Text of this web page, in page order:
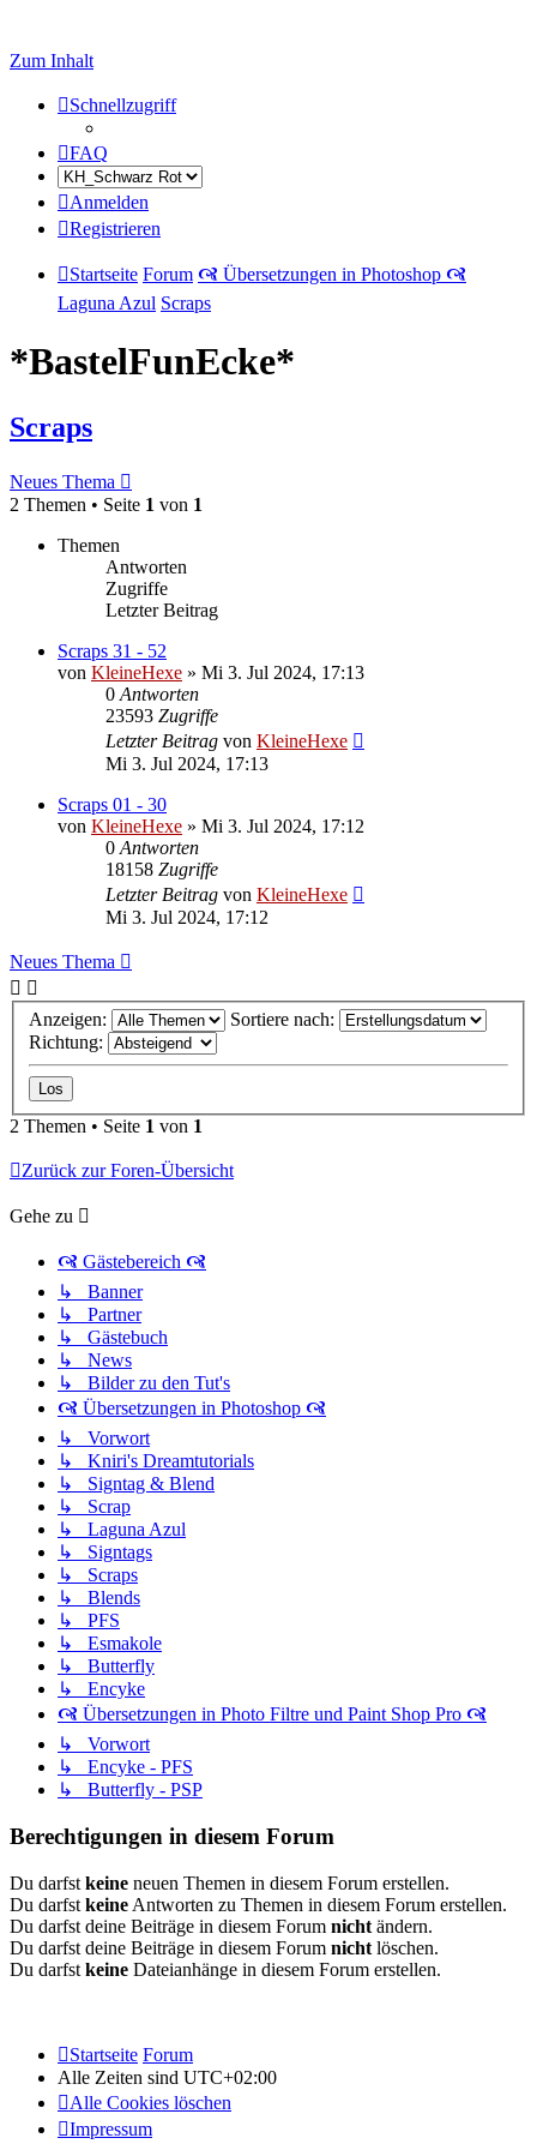
Zum Inhalt
Schnellzugriff
FAQ
Anmelden
Registrieren
Startseite Forum 🙧 Übersetzungen in Photoshop 🙧
Laguna Azul Scraps
*BastelFunEcke*
Scraps
Neues Thema
2 Themen • Seite 1 von 1
Themen
Antworten
Zugriffe
Letzter Beitrag
Scraps 31 - 52
von KleineHexe » Mi 3. Jul 2024, 17:13
0 Antworten
23593 Zugriffe
Letzter Beitrag von KleineHexe
Mi 3. Jul 2024, 17:13
Scraps 01 - 30
von KleineHexe » Mi 3. Jul 2024, 17:12
0 Antworten
18158 Zugriffe
Letzter Beitrag von KleineHexe
Mi 3. Jul 2024, 17:12
Neues Thema
Anzeigen:
Sortiere nach:
Richtung:
2 Themen • Seite 1 von 1
Zurück zur Foren-Übersicht
Gehe zu
🙧 Gästebereich 🙧
↳ Banner
↳ Partner
↳ Gästebuch
↳ News
↳ Bilder zu den Tut's
🙧 Übersetzungen in Photoshop 🙧
↳ Vorwort
↳ Kniri's Dreamtutorials
↳ Signtag & Blend
↳ Scrap
↳ Laguna Azul
↳ Signtags
↳ Scraps
↳ Blends
↳ PFS
↳ Esmakole
↳ Butterfly
↳ Encyke
🙧 Übersetzungen in Photo Filtre und Paint Shop Pro 🙧
↳ Vorwort
↳ Encyke - PFS
↳ Butterfly - PSP
Berechtigungen in diesem Forum
Du darfst keine neuen Themen in diesem Forum erstellen.
Du darfst keine Antworten zu Themen in diesem Forum erstellen.
Du darfst deine Beiträge in diesem Forum nicht ändern.
Du darfst deine Beiträge in diesem Forum nicht löschen.
Du darfst keine Dateianhänge in diesem Forum erstellen.
Startseite Forum
Alle Zeiten sind UTC+02:00
Alle Cookies löschen
Impressum